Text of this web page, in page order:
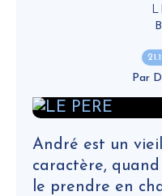
Par
André est un
caractère,
le prendre en